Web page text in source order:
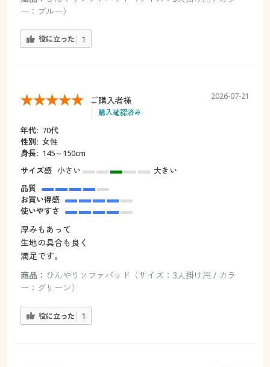
ー：ブルー）
役に立った 1
ご購入者様
購入確認済み
2026-07-21
年代: 70代
性別: 女性
身長: 145～150cm
サイズ感 小さい
大きい
品質
お買い得感
使いやすさ
厚みもあって
生地の具合も良く
満足です。
商品： ひんやりソファパッド（サイズ：3人掛け用 / カラ
ー：グリーン）
役に立った 1